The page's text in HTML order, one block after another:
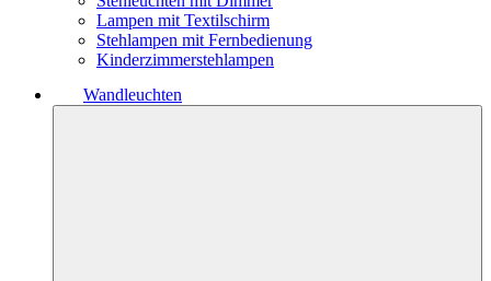
Lampen mit Textilschirm
Stehlampen mit Fernbedienung
Kinderzimmerstehlampen
Wandleuchten